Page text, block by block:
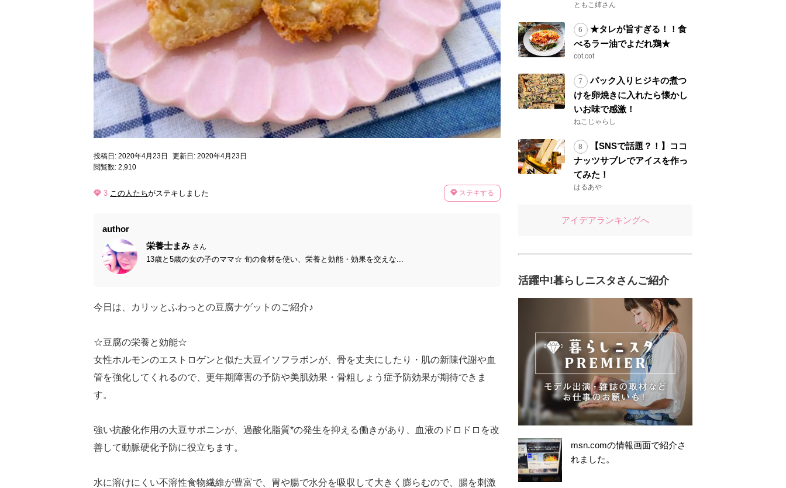
投稿日: 2020年4月23日
更新日: 2020年4月23日
閲覧数: 2,910
3 この人たちがステキしました ステキする
author
栄養士まみ さん
13歳と5歳の女の子のママ☆ 旬の食材を使い、栄養と効能・効果を交えな...
今日は、カリッとふわっとの豆腐ナゲットのご紹介♪
☆豆腐の栄養と効能☆
女性ホルモンのエストロゲンと似た大豆イソフラボンが、骨を丈夫にしたり・肌の新陳代謝や血
管を強化してくれるので、更年期障害の予防や美肌効果・骨粗しょう症予防効果が期待できま
す。
強い抗酸化作用の大豆サポニンが、過酸化脂質*の発生を抑える働きがあり、血液のドロドロを改
善して動脈硬化予防に役立ちます。
水に溶けにくい不溶性食物繊維が豊富で、胃や腸で水分を吸収して大きく膨らむので、腸を刺激
ともこ姉さん
★タレが旨すぎる！！食
べるラー油でよだれ鶏★
cot.cot
パック入りヒジキの煮つ
けを卵焼きに入れたら懐かし
いお味で感激！
ねこじゃらし
【SNSで話題？！】ココ
ナッツサブレでアイスを作っ
てみた！
はるあや
アイデアランキングへ
活躍中!暮らしニスタさんご紹介
msn.comの情報画面で紹介さ
れました。